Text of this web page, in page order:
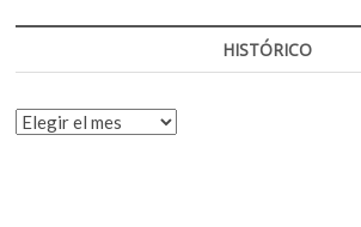
HISTÓRICO
HISTÓRICO